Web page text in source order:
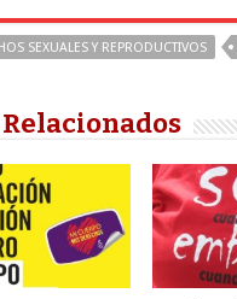
SEXUALES Y REPRODUCTIVOS